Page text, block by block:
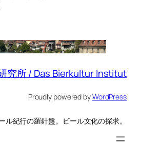
究所 / Das Bierkultur Institut
Proudly powered byWordPress
ル紀行の羅針盤。ビール文化の探求。